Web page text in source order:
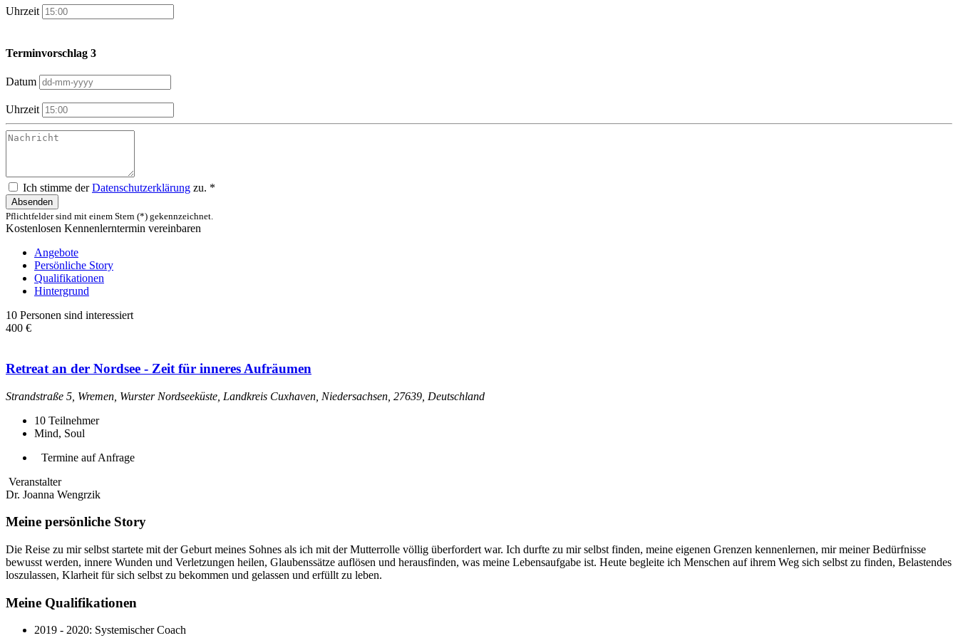
Uhrzeit
Terminvorschlag 3
Datum
Uhrzeit
Ich stimme derDatenschutzerklärung zu. *
Absenden
Pflichtfelder sind mit einem Stern (*) gekennzeichnet.
Kostenlosen Kennenlerntermin vereinbaren
Angebote
Persönliche Story
Qualifikationen
Hintergrund
10 Personen sind interessiert
400 €
Retreat an der Nordsee - Zeit für inneres Aufräumen
Strandstraße 5, Wremen, Wurster Nordseeküste, Landkreis Cuxhaven, Niedersachsen, 27639, Deutschland
10 Teilnehmer
Mind, Soul
Termine auf Anfrage
Veranstalter
Dr. Joanna Wengrzik
Meine persönliche Story
Die Reise zu mir selbst startete mit der Geburt meines Sohnes als ich mit der Mutterrolle völlig überfordert war. Ich durfte zu mir selbst finden, meine eigenen Grenzen kennenlernen, mir meiner Bedürfnisse
bewusst werden, innere Wunden und Verletzungen heilen, Glaubenssätze auflösen und herausfinden, was meine Lebensaufgabe ist. Heute begleite ich Menschen auf ihrem Weg sich selbst zu finden, Belastendes
loszulassen, Klarheit für sich selbst zu bekommen und gelassen und erfüllt zu leben.
Meine Qualifikationen
2019 - 2020: Systemischer Coach